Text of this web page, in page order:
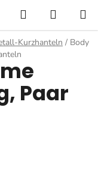
Suchen
Kurzhanteln / Body
Paar